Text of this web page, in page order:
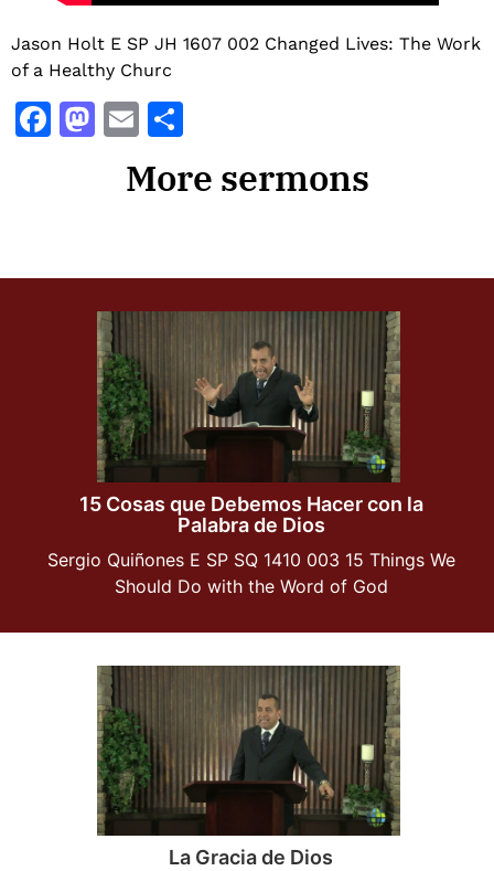
Jason Holt E SP JH 1607 002 Changed Lives: The Work
of a Healthy Churc
Facebook
Mastodon
Email
More sermons
15 Cosas que Debemos Hacer con la
Palabra de Dios
Sergio Quiñones E SP SQ 1410 003 15 Things We
Should Do with the Word of God
La Gracia de Dios